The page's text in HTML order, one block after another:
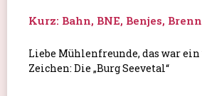
Kurz: Bahn, BNE, Benjes,
Liebe Mühlenfreunde, das war
Zeichen: Die „Burg Seevetal“